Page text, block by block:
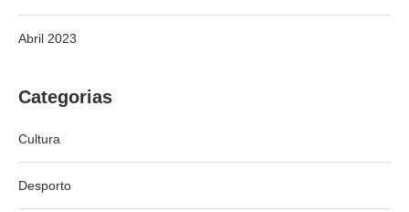
Abril 2023
Categorias
Cultura
Desporto